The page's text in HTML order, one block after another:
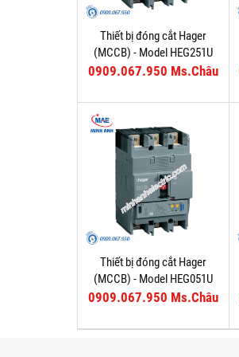
Thiết bị đóng cắt Hager
(MCCB) - Model HEG251U
0909.067.950 Ms.Châu
Thiết bị đóng cắt Hager
(MCCB) - Model HEG051U
0909.067.950 Ms.Châu